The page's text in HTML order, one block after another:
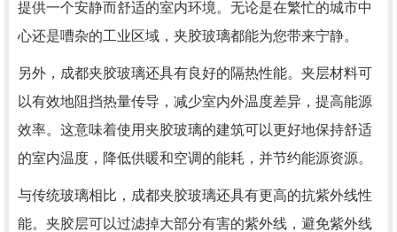
提供一个安静而舒适的室内环境。无论是在繁忙的城市中
心还是嘈杂的工业区域，夹胶玻璃都能为您带来宁静。
另外，成都夹胶玻璃还具有良好的隔热性能。夹层材料可
以有效地阻挡热量传导，减少室内外温度差异，提高能源
效率。这意味着使用夹胶玻璃的建筑可以更好地保持舒适
的室内温度，降低供暖和空调的能耗，并节约能源资源。
与传统玻璃相比，成都夹胶玻璃还具有更高的抗紫外线性
能。夹胶层可以过滤掉大部分有害的紫外线，避免紫外线